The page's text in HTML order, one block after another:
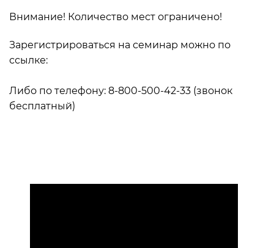
Внимание! Количество мест ограничено!
Зарегистрироваться на семинар можно по
ссылке:
Либо по телефону: 8-800-500-42-33 (звонок
бесплатный)